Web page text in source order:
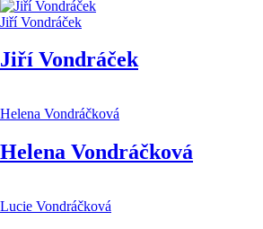
Jiří Vondráček
Jiří Vondráček
Helena Vondráčková
Helena Vondráčková
Lucie Vondráčková